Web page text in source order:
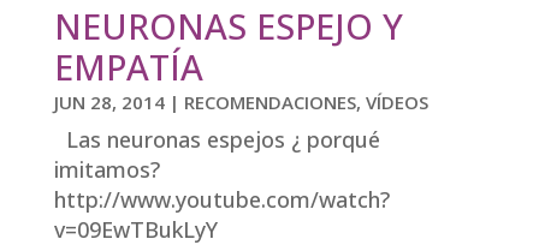
NEURONAS ESPEJO Y
EMPATÍA
JUN 28, 2014| RECOMENDACIONES, VÍDEOS
Las neuronas espejos ¿ porqué
imitamos?
http://www.youtube.com/watch?
v=09EwTBukLyY